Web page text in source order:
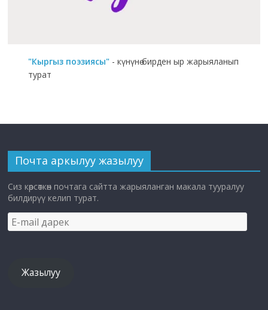
"Кыргыз поэзиясы" - күнүнө бирден ыр жарыяланып
турат
Почта аркылуу жазылуу
Сиз көрсөткөн почтага сайтта жарыяланган макала тууралуу
билдирүү келип турат.
E-
mail
Жазылуу